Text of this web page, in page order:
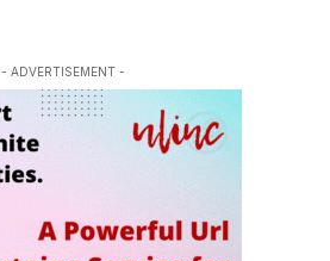
- ADVERTISEMENT -